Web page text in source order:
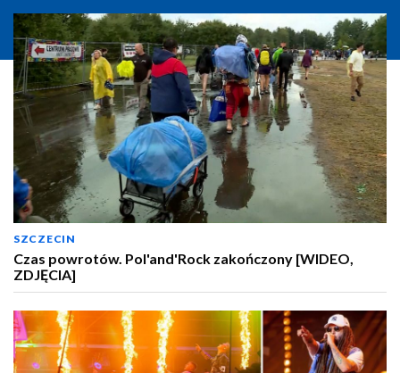
SZCZECIN
Czas powrotów. Pol'and'Rock zakończony [WIDEO,
ZDJĘCIA]